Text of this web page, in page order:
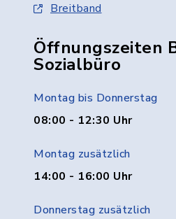
Breitband
Öffnungszeiten
Sozialbüro
Montag bis Donnerstag
08:00 - 12:30 Uhr
Montag zusätzlich
14:00 - 16:00 Uhr
Donnerstag zusätzlich